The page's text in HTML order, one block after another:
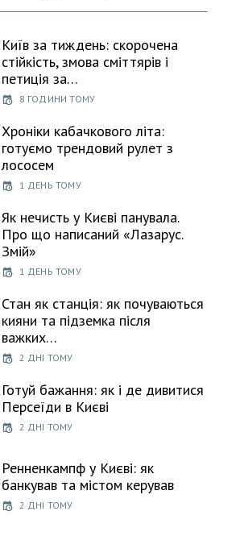
Київ за тиждень: скорочена
стійкість, змова сміттярів і
петиція за…
8 ГОДИНИ ТОМУ
Хроніки кабачкового літа:
готуємо трендовий рулет з
лососем
1 ДЕНЬ ТОМУ
Як нечисть у Києві панувала.
Про що написаний «Лазарус.
Змій»
1 ДЕНЬ ТОМУ
Стан як станція: як почуваються
кияни та підземка після
важких…
2 ДНІ ТОМУ
Готуй бажання: як і де дивитися
Персеїди в Києві
2 ДНІ ТОМУ
Ренненкампф у Києві: як
банкував та містом керував
2 ДНІ ТОМУ